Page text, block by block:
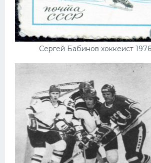
Сергей Бабинов хоккеист